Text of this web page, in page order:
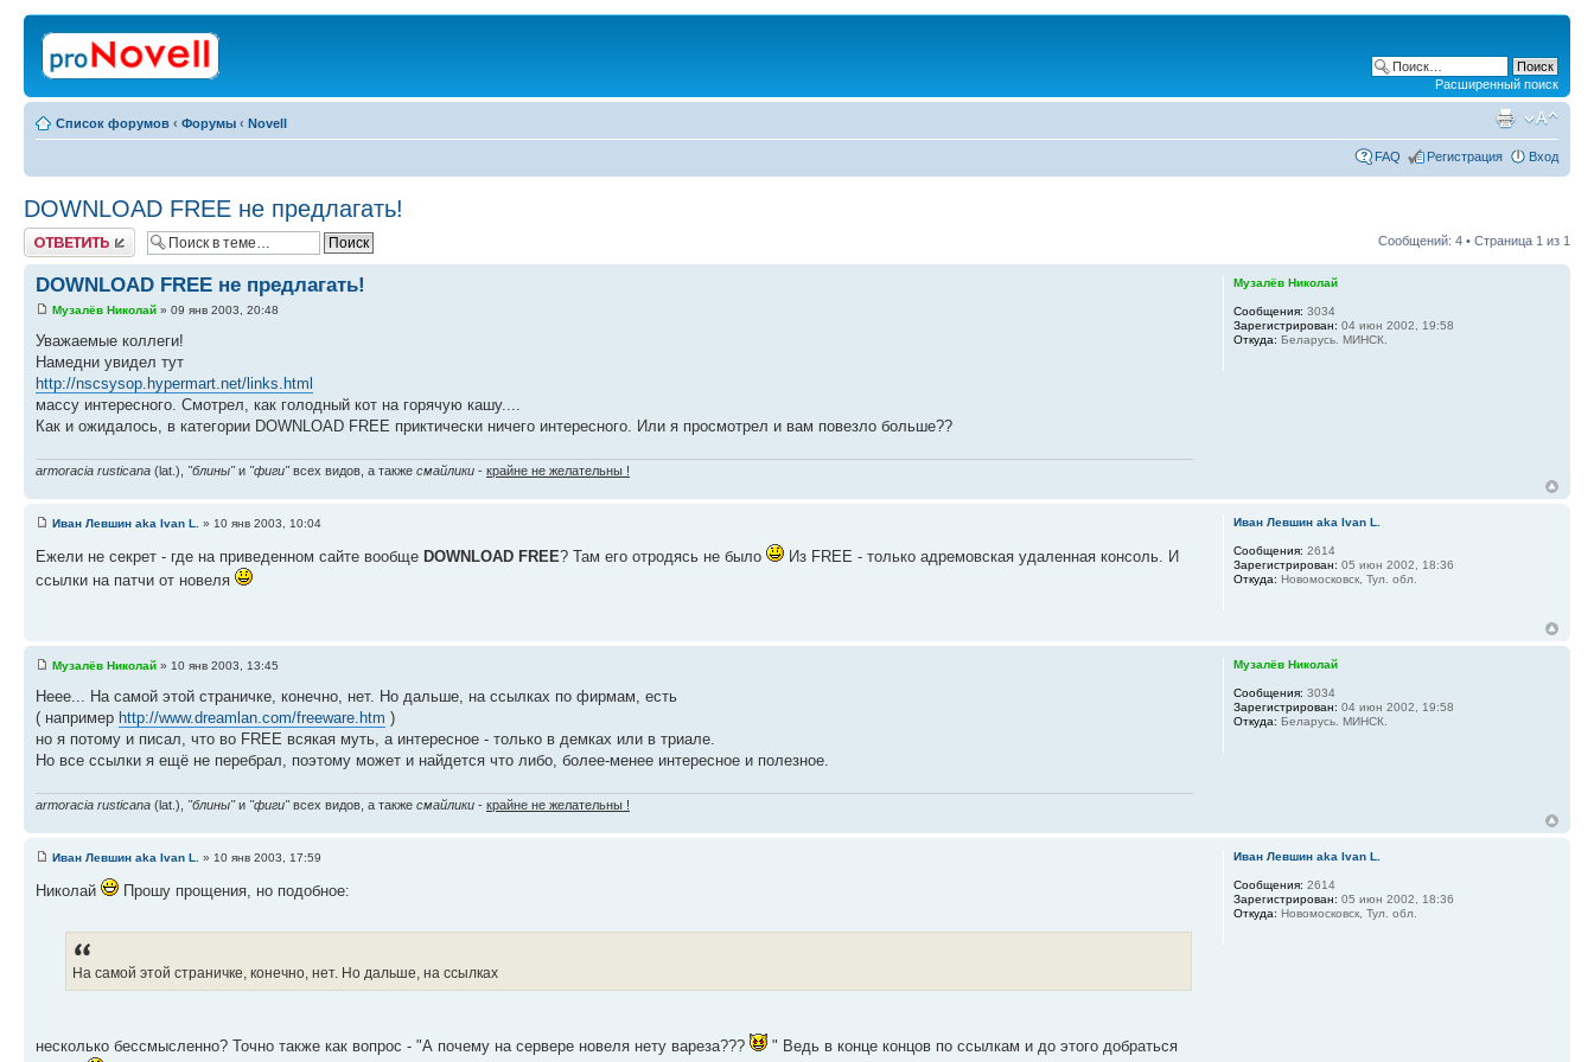
Расширенный поиск
Список форумов ‹ Форумы ‹ Novell
FAQ Регистрация Вход
DOWNLOAD FREE не предлагать!
Ответить Сообщений: 4 • Страница 1 из 1
DOWNLOAD FREE не предлагать!
Музалёв Николай » 09 янв 2003, 20:48
Уважаемые коллеги!
Намедни увидел тут
http://nscsysop.hypermart.net/links.html
массу интересного. Смотрел, как голодный кот на горячую кашу....
Как и ожидалось, в категории DOWNLOAD FREE приктически ничего интересного. Или я просмотрел и вам повезло больше??
armoracia rusticana (lat.), "блины"и "фиги"всех видов, а также смайлики - крайне не желательны !
Музалёв Николай
Сообщения: 3034
Зарегистрирован: 04 июн 2002, 19:58
Откуда: Беларусь. МИНСК.
Иван Левшин aka Ivan L. » 10 янв 2003, 10:04
Ежели не секрет - где на приведенном сайте вообще DOWNLOAD FREE? Там его отродясь не было
Из FREE - только адремовская удаленная консоль. И
ссылки на патчи от новеля
Иван Левшин aka Ivan L.
Сообщения: 2614
Зарегистрирован: 05 июн 2002, 18:36
Откуда: Новомосковск, Тул. обл.
Музалёв Николай » 10 янв 2003, 13:45
Неее... На самой этой страничке, конечно, нет. Но дальше, на ссылках по фирмам, есть
( например http://www.dreamlan.com/freeware.htm )
но я потому и писал, что во FREE всякая муть, а интересное - только в демках или в триале.
Но все ссылки я ещё не перебрал, поэтому может и найдется что либо, более-менее интересное и полезное.
armoracia rusticana (lat.), "блины"и "фиги"всех видов, а также смайлики - крайне не желательны !
Музалёв Николай
Сообщения: 3034
Зарегистрирован: 04 июн 2002, 19:58
Откуда: Беларусь. МИНСК.
Иван Левшин aka Ivan L. » 10 янв 2003, 17:59
Николай Прошу прощения, но подобное:
На самой этой страничке, конечно, нет. Но дальше, на ссылках
несколько бессмысленно? Точно также как вопрос - "А почему на сервере новеля нету вареза???
" Ведь в конце концов по ссылкам и до этого добраться
Иван Левшин aka Ivan L.
Сообщения: 2614
Зарегистрирован: 05 июн 2002, 18:36
Откуда: Новомосковск, Тул. обл.